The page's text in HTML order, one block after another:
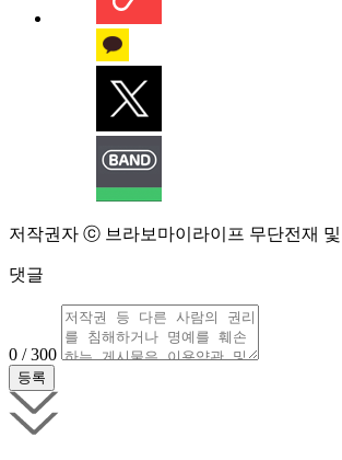
저작권자 ⓒ 브라보마이라이프 무단전재
댓글
0 / 300